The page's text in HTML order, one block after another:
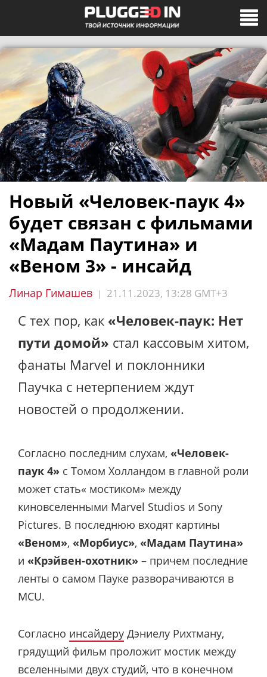
Новый «Человек-паук 4»
будет связан с фильмами
«Мадам Паутина» и
«Веном 3» - инсайд
Линар Гимашев | 21.11.2023, 13:28 GMT+3
С тех пор, как «Человек-паук: Нет
пути домой» стал кассовым хитом,
фанаты Marvel и поклонники
Паучка с нетерпением ждут
новостей о продолжении.
Согласно последним слухам, «Человек-
паук 4» с Томом Холландом в главной роли
может стать« мостиком» между
киновселенными Marvel Studios и Sony
Pictures. В последнюю входят картины
«Веном», «Морбиус», «Мадам Паутина»
и «Крэйвен-охотник» – причем последние
ленты о самом Пауке разворачиваются в
MCU.
Согласно инсайдеру Дэниелу Рихтману,
грядущий фильм проложит мостик между
вселенными двух студий, что в конечном